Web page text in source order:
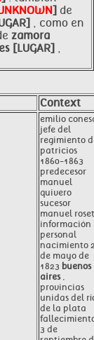
] de
, como en
zamora
[LUGAR] ,
Context
emilio
jefe del
regimiento
patricios
1860-1863
predecesor
manuel
quivero
sucesor
manuel
información
personal
nacimiento
de mayo de
1823 buenos
aires,
provincias
unidas del
de la plata
3 de